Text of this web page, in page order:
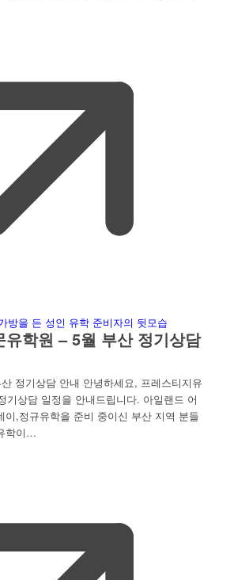
유학원 – 5월 부산 정기상담
정기상담 안내 안녕하세요, 프레스티지유
기상담 일정을 안내드립니다. 아일랜드 어
이,정규유학을 준비 중이신 부산 지역 분들
학이…